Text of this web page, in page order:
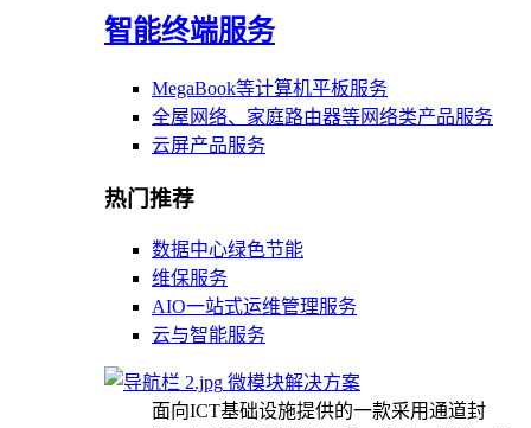
智能终端服务
MegaBook等计算机平板服务
全屋网络、家庭路由器等网络类产品服务
云屏产品服务
热门推荐
数据中心绿色节能
维保服务
AIO一站式运维管理服务
云与智能服务
微模块解决方案
面向ICT基础设施提供的一款采用通道封